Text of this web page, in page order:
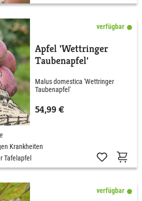
verfügbar
Apfel 'Wettringer
Taubenapfel'
Malus domestica 'Wettringer
Taubenapfel'
54,99 €
Krankheiten
Tafelapfel
verfügbar